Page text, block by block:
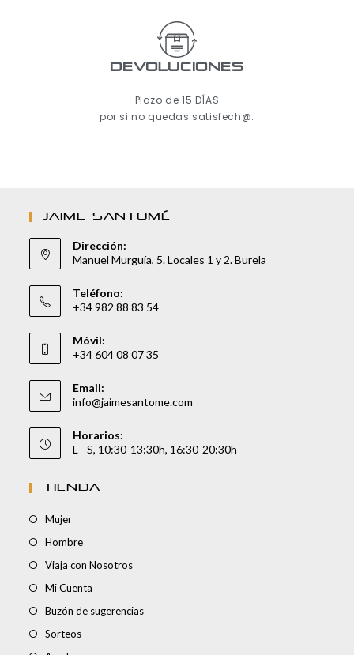
Devoluciones
Plazo de 15 DÍAS
por si no quedas satisfech@.
JAIME SANTOMÉ
Dirección:
Manuel Murguía, 5. Locales 1 y 2. Burela
Teléfono:
+34 982 88 83 54
Móvil:
+34 604 08 07 35
Email:
info@jaimesantome.com
Horarios:
L - S, 10:30-13:30h, 16:30-20:30h
TIENDA
Mujer
Hombre
Viaja con Nosotros
Mi Cuenta
Buzón de sugerencias
Sorteos